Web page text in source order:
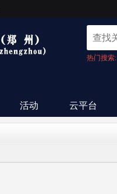
热门搜索:
活动 云平台